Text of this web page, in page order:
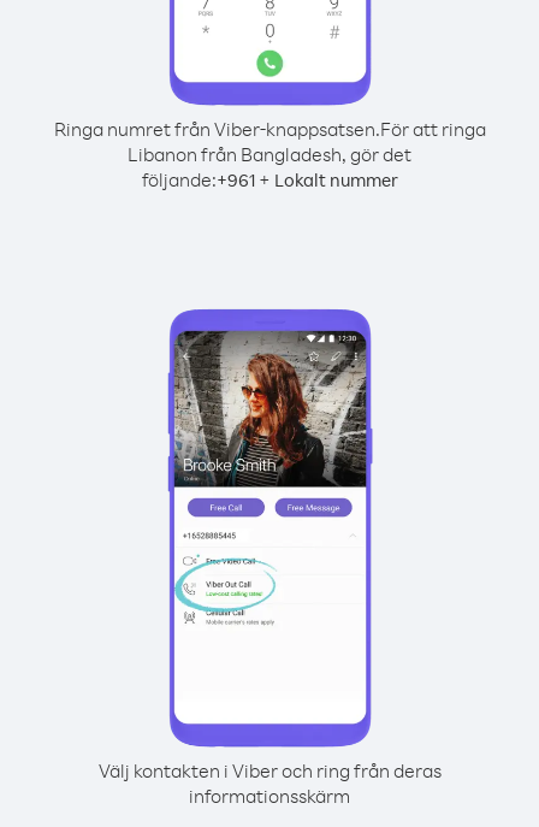
Ringa numret från Viber-knappsatsen.För att ringa
Libanon från Bangladesh, gör det
följande:+961+ Lokalt nummer
Välj kontakten i Viber och ring från deras
informationsskärm